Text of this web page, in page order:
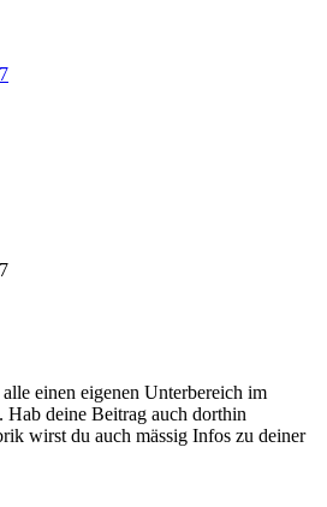
einen eigenen Unterbereich im
deine Beitrag auch dorthin
wirst du auch mässig Infos zu deiner